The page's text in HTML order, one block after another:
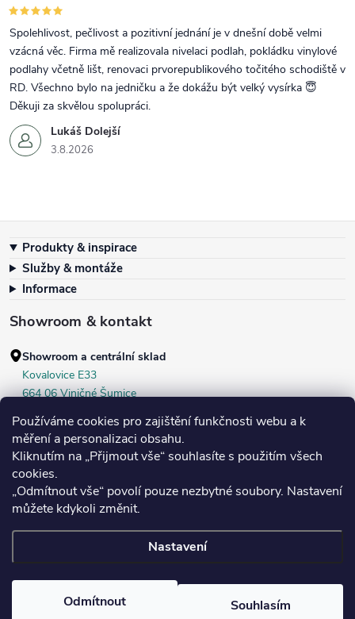
Používáme cookies pro zajištění funkčnosti webu a k
měření a personalizaci obsahu.
Kliknutím na „Přijmout vše“ souhlasíte s použitím všech
cookies.
„Odmítnout vše“ povolí pouze nezbytné soubory. Nastavení
můžete kdykoli změnit.
Nastavení
Odmítnout Souhlasím
Lukáš Dolejší
3.8.2026
Spolehlivost, pečlivost a pozitivní jednání je v dnešní době velmi
vzácná věc. Firma mě realizovala nivelaci podlah, pokládku vinylové
podlahy včetně lišt, renovaci prvorepublikového točitého schodiště v
RD. Všechno bylo na jedničku a že dokážu být velký vysírka 😇
Děkuji za skvělou spolupráci.
Produkty & inspirace
Služby & montáže
Informace
Showroom & kontakt
Showroom a centrální sklad
Kovalovice E33
664 06 Viničné Šumice
+420 604 536 499
Po–Pá:7:30–16:00
Středa:
Sobota:8:00–10:00
cookies